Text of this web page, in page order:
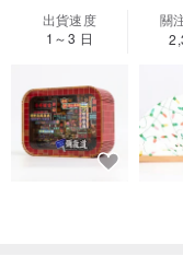
出貨速度
1～3 日
關